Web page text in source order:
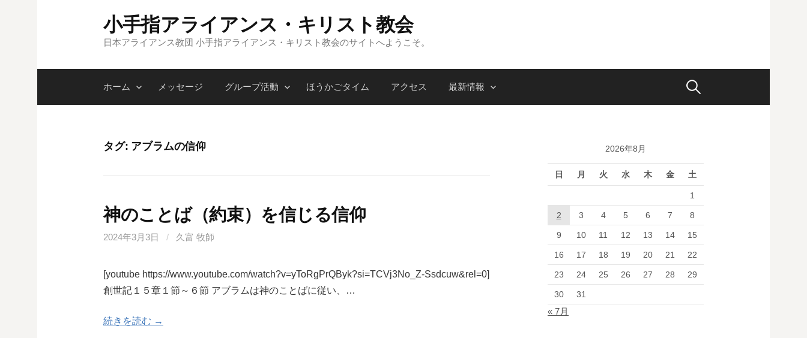
ツ
ス
小手指アライアンス・キリスト教会
日本アライアンス教団 小手指アライアンス・キリスト教会のサイトへようこそ。
ホーム メッセージ グループ活動 ほうかごタイム アクセス 最新情報 検
タグ: アブラムの信仰
神のことば（約束）を信じる信仰
2024年3月3日 / 久富 牧師
[youtube https://www.youtube.com/watch?v=yToRgPrQByk?si=TCVj3No_Z-Ssdcuw&rel=0]
創世記１５章１節～６節 アブラムは神のことばに従い、…
続きを読む →
2026年8月
日 月 火 水 木 金 土
1
2 3 4 5 6 7 8
9 10 11 12 13 14 15
16 17 18 19 20 21 22
23 24 25 26 27 28 29
30 31
« 7月